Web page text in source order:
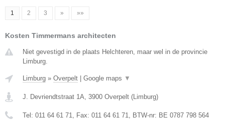
1 2 3 » »»
Kosten Timmermans architecten
Niet gevestigd in de plaats Helchteren, maar wel in de provincie
Limburg.
Limburg » Overpelt Google maps ▼
J. Devriendtstraat 1A, 3900 Overpelt (Limburg)
Tel: 011 64 61 71, Fax: 011 64 61 71, BTW-nr: BE 0787 798 564